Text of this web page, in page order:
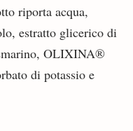
riporta acqua,
estratto glicerico di
OLIXINA®
di potassio e